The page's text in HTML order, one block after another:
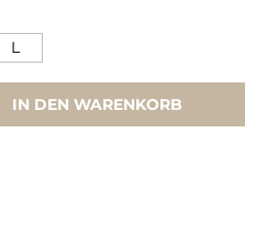
L
IN DEN WARENKORB